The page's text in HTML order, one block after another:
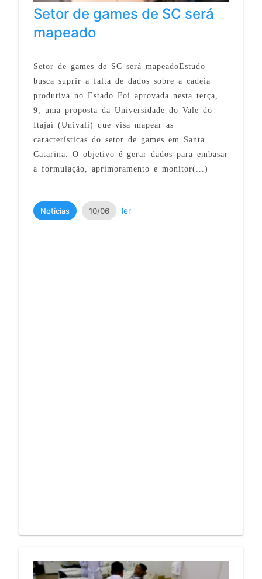
Setor de games de SC será
mapeado
Setor de games de SC será mapeadoEstudo
busca suprir a falta de dados sobre a cadeia
produtiva no Estado Foi aprovada nesta terça,
9, uma proposta da Universidade do Vale do
Itajaí (Univali) que visa mapear as
características do setor de games em Santa
Catarina. O objetivo é gerar dados para embasar
a formulação, aprimoramento e monitor(...)
Notícias 10/06 ler